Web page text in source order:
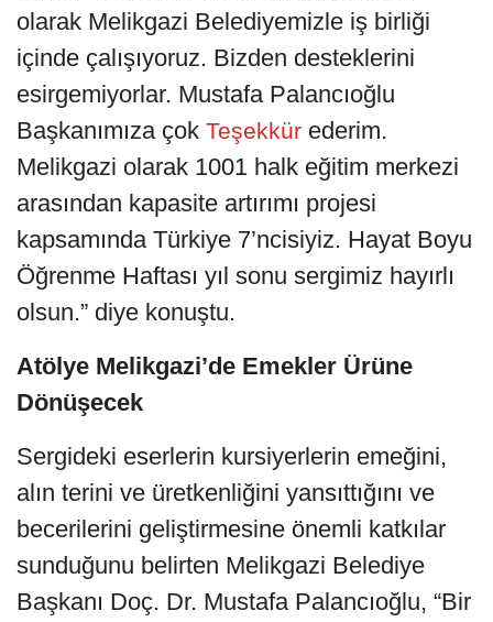
olarak Melikgazi Belediyemizle iş birliği
içinde çalışıyoruz. Bizden desteklerini
esirgemiyorlar. Mustafa Palancıoğlu
Başkanımıza çok Teşekkür ederim.
Melikgazi olarak 1001 halk eğitim merkezi
arasından kapasite artırımı projesi
kapsamında Türkiye 7’ncisiyiz. Hayat Boyu
Öğrenme Haftası yıl sonu sergimiz hayırlı
olsun.” diye konuştu.
Atölye Melikgazi’de Emekler Ürüne
Dönüşecek
Sergideki eserlerin kursiyerlerin emeğini,
alın terini ve üretkenliğini yansıttığını ve
becerilerini geliştirmesine önemli katkılar
sunduğunu belirten Melikgazi Belediye
Başkanı Doç. Dr. Mustafa Palancıoğlu, “Bir